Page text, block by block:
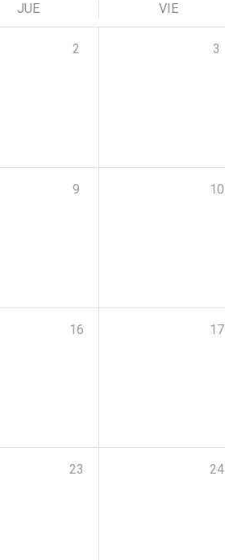
JUE VIE
2 3
9 10
16 17
23 24